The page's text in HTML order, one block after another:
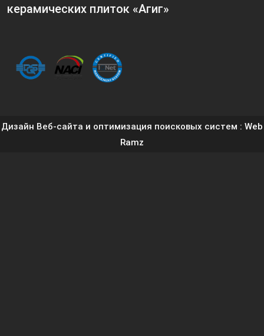
керамических плиток «Агиг»
Дизайн Веб-сайта и оптимизация поисковых систем : Web
Ramz